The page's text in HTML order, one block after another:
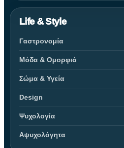
Life & Style
Γαστρονομία
Μόδα & Ομορφιά
Σώμα & Υγεία
Design
Ψυχολογία
Αψυχολόγητα